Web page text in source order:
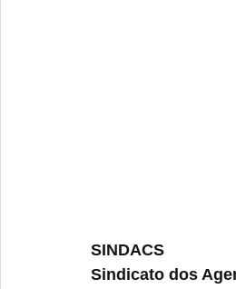
SINDACS
Sindicato dos